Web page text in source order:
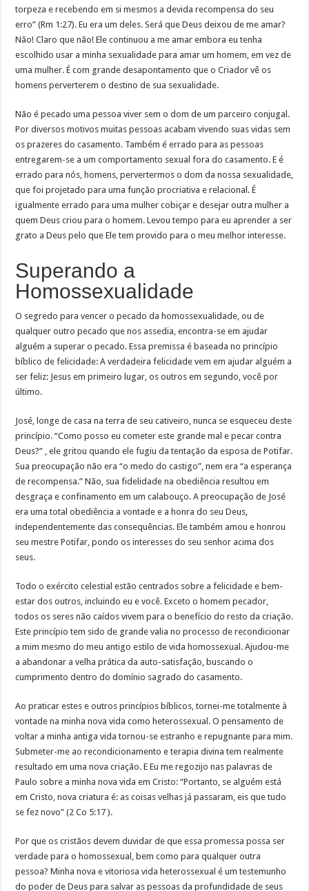
torpeza e recebendo em si mesmos a devida recompensa do seu
erro” (Rm 1:27). Eu era um deles. Será que Deus deixou de me amar?
Não! Claro que não! Ele continuou a me amar embora eu tenha
escolhido usar a minha sexualidade para amar um homem, em vez de
uma mulher. É com grande desapontamento que o Criador vê os
homens perverterem o destino de sua sexualidade.
Não é pecado uma pessoa viver sem o dom de um parceiro conjugal.
Por diversos motivos muitas pessoas acabam vivendo suas vidas sem
os prazeres do casamento. Também é errado para as pessoas
entregarem-se a um comportamento sexual fora do casamento. E é
errado para nós, homens, pervertermos o dom da nossa sexualidade,
que foi projetado para uma função procriativa e relacional. É
igualmente errado para uma mulher cobiçar e desejar outra mulher a
quem Deus criou para o homem. Levou tempo para eu aprender a ser
grato a Deus pelo que Ele tem provido para o meu melhor interesse.
Superando a
Homossexualidade
O segredo para vencer o pecado da homossexualidade, ou de
qualquer outro pecado que nos assedia, encontra-se em ajudar
alguém a superar o pecado. Essa premissa é baseada no princípio
bíblico de felicidade: A verdadeira felicidade vem em ajudar alguém a
ser feliz: Jesus em primeiro lugar, os outros em segundo, você por
último.
José, longe de casa na terra de seu cativeiro, nunca se esqueceu deste
princípio. “Como posso eu cometer este grande mal e pecar contra
Deus?” , ele gritou quando ele fugiu da tentação da esposa de Potifar.
Sua preocupação não era “o medo do castigo”, nem era “a esperança
de recompensa.” Não, sua fidelidade na obediência resultou em
desgraça e confinamento em um calabouço. A preocupação de José
era uma total obediência a vontade e a honra do seu Deus,
independentemente das consequências. Ele também amou e honrou
seu mestre Potifar, pondo os interesses do seu senhor acima dos
seus.
Todo o exército celestial estão centrados sobre a felicidade e bem-
estar dos outros, incluindo eu e você. Exceto o homem pecador,
todos os seres não caídos vivem para o benefício do resto da criação.
Este princípio tem sido de grande valia no processo de recondicionar
a mim mesmo do meu antigo estilo de vida homossexual. Ajudou-me
a abandonar a velha prática da auto-satisfação, buscando o
cumprimento dentro do domínio sagrado do casamento.
Ao praticar estes e outros princípios bíblicos, tornei-me totalmente à
vontade na minha nova vida como heterossexual. O pensamento de
voltar a minha antiga vida tornou-se estranho e repugnante para mim.
Submeter-me ao recondicionamento e terapia divina tem realmente
resultado em uma nova criação. E Eu me regozijo nas palavras de
Paulo sobre a minha nova vida em Cristo: “Portanto, se alguém está
em Cristo, nova criatura é: as coisas velhas já passaram, eis que tudo
se fez novo” (2 Co 5:17 ).
Por que os cristãos devem duvidar de que essa promessa possa ser
verdade para o homossexual, bem como para qualquer outra
pessoa? Minha nova e vitoriosa vida heterossexual é um testemunho
do poder de Deus para salvar as pessoas da profundidade de seus